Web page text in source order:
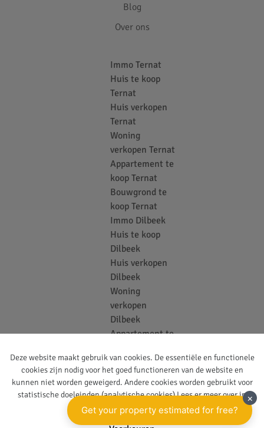
Blog
Over ons
Immo Ternat
Huis te koop
Ternat
Huis verkopen
Ternat
Woning
verkopen Ternat
Appartement te
koop Ternat
Bouwgrond te
koop Ternat
Immo Dilbeek
Huis te koop
Dilbeek
Huis verkopen
Dilbeek
Woning
verkopen
Dilbeek
Appartement te
Bouwgrond te
koop Dilbeek
Vastgoedkantoor
Deze website maakt gebruik van cookies. De essentiële en functionele
cookies zijn nodig voor het goed functioneren van de website en
kunnen niet worden geweigerd. Andere cookies worden gebruikt voor
statistische doeleinden (analytische cookies) Lees er meer over in
onzeprivacy policy.